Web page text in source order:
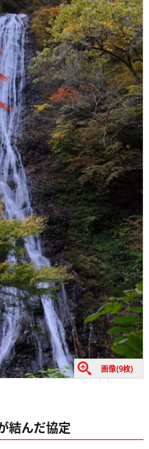
画像(9枚)
結んだ協定